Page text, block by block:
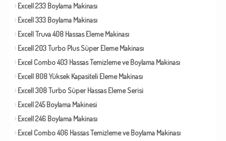
Excell 233 Boylama Makinası
Excell 333 Boylama Makinası
Excell Truva 408 Hassas Eleme Makinası
Excell 203 Turbo Plus Süper Eleme Makinası
Excel Combo 403 Hassas Temizleme ve Boylama Makinası
Excell 808 Yüksek Kapasiteli Eleme Makinası
Excell 308 Turbo Süper Hassas Eleme Serisi
Excell 245 Boylama Makinesi
Excell 246 Boylama Makinası
Excel Combo 406 Hassas Temizleme ve Boylama Makinası